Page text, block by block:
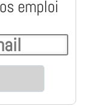
emploi